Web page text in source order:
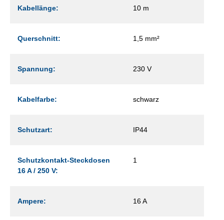
Kabellänge: 10 m
Querschnitt: 1,5 mm²
Spannung: 230 V
Kabelfarbe: schwarz
Schutzart: IP44
Schutzkontakt-Steckdosen
16 A / 250 V:
1
Ampere: 16 A